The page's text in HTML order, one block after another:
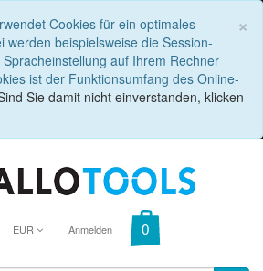
×
Cookies für ein optimales
werden beispielsweise die Session-
auf Ihrem Rechner
ist der Funktionsumfang des Online-
Sie damit nicht einverstanden, klicken
EUR Anmelden